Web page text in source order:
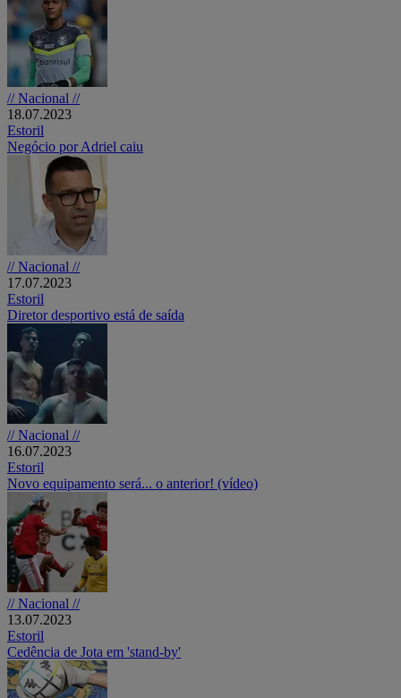
// Nacional //
18.07.2023
Estoril
Negócio por Adriel caiu
// Nacional //
17.07.2023
Estoril
Diretor desportivo está de saída
// Nacional //
16.07.2023
Estoril
Novo equipamento será... o anterior! (vídeo)
// Nacional //
13.07.2023
Estoril
Cedência de Jota em 'stand-by'